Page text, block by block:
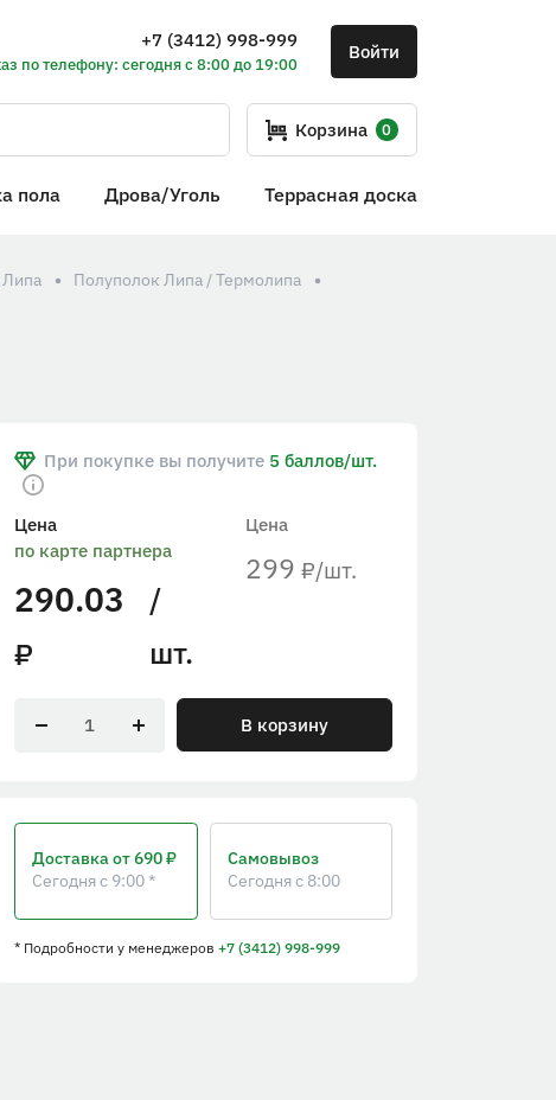
+7 (3412) 998-999
по телефону: сегодня с 8:00 до 19:00
Войти
Корзина 0
пола Дрова/Уголь Террасная доска
Липа
Полуполок Липа / Термолипа
При покупке вы получите 5 баллов/шт.
Цена
299 ₽/шт.
Цена
по карте партнера
290.03
₽
/
шт.
В корзину
Доставкаот 690 ₽
Сегодня с 9:00 *
Самовывоз
Сегодня с 8:00
* Подробностиу менеджеров+7 (3412) 998-999